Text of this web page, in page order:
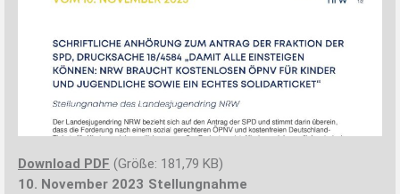
Download PDF (Größe: 181,79 KB)
10. November 2023 Stellungnahme